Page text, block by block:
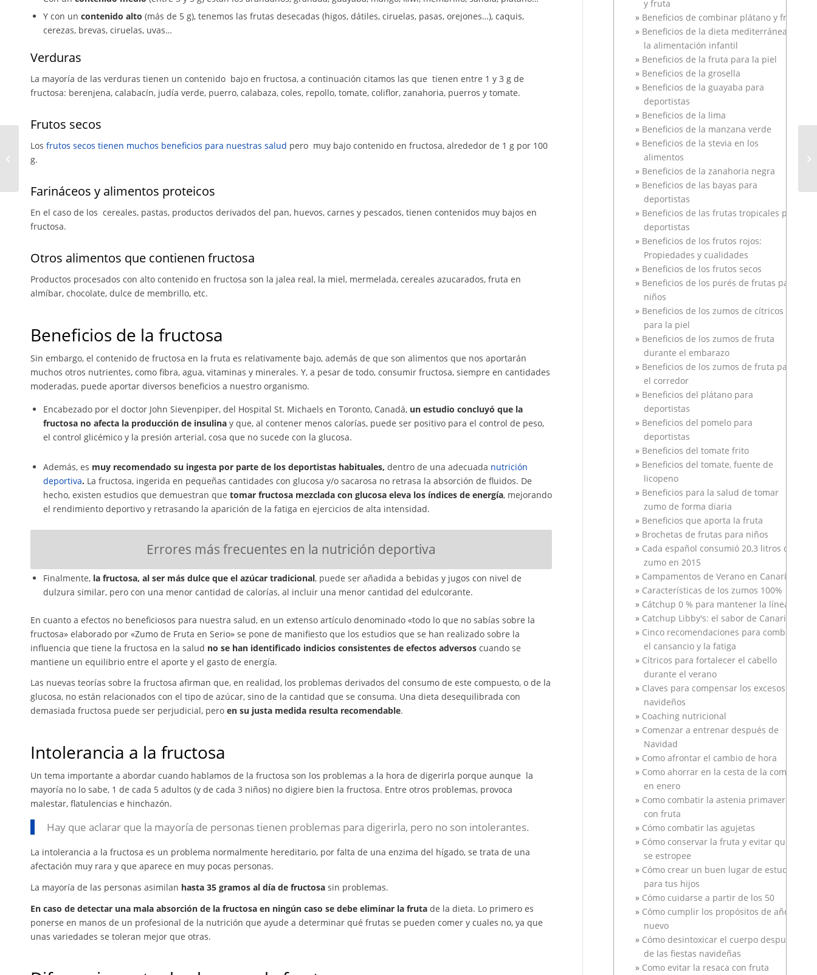
Y con un contenido alto (más de 5 g), tenemos las frutas desecadas (higos, dátiles, ciruelas, pasas, orejones…), caquis,
cerezas, brevas, ciruelas, uvas…
Verduras
La mayoría de las verduras tienen un contenido bajo en fructosa, a continuación citamos las que tienen entre 1 y 3 g de
fructosa: berenjena, calabacín, judía verde, puerro, calabaza, coles, repollo, tomate, coliflor, zanahoria, puerros y tomate.
Frutos secos
Los frutos secos tienen muchos beneficios para nuestras salud pero muy bajo contenido en fructosa, alrededor de 1 g por 100
g.
Farináceos y alimentos proteicos
En el caso de los cereales, pastas, productos derivados del pan, huevos, carnes y pescados, tienen contenidos muy bajos en
fructosa.
Otros alimentos que contienen fructosa
Productos procesados con alto contenido en fructosa son la jalea real, la miel, mermelada, cereales azucarados, fruta en
almíbar, chocolate, dulce de membrillo, etc.
Beneficios de la fructosa
Sin embargo, el contenido de fructosa en la fruta es relativamente bajo, además de que son alimentos que nos aportarán
muchos otros nutrientes, como fibra, agua, vitaminas y minerales. Y, a pesar de todo, consumir fructosa, siempre en cantidades
moderadas, puede aportar diversos beneficios a nuestro organismo.
Encabezado por el doctor John Sievenpiper, del Hospital St. Michaels en Toronto, Canadá, un estudio concluyó que la
fructosa no afecta la producción de insulina y que, al contener menos calorías, puede ser positivo para el control de peso,
el control glicémico y la presión arterial, cosa que no sucede con la glucosa.
Además, es muy recomendado su ingesta por parte de los deportistas habituales, dentro de una adecuada nutrición
deportiva. La fructosa, ingerida en pequeñas cantidades con glucosa y/o sacarosa no retrasa la absorción de fluidos. De
hecho, existen estudios que demuestran que tomar fructosa mezclada con glucosa eleva los índices de energía, mejorando
el rendimiento deportivo y retrasando la aparición de la fatiga en ejercicios de alta intensidad.
Errores más frecuentes en la nutrición deportiva
Finalmente, la fructosa, al ser más dulce que el azúcar tradicional, puede ser añadida a bebidas y jugos con nivel de
dulzura similar, pero con una menor cantidad de calorías, al incluir una menor cantidad del edulcorante.
En cuanto a efectos no beneficiosos para nuestra salud, en un extenso artículo denominado «todo lo que no sabías sobre la
fructosa» elaborado por «Zumo de Fruta en Serio» se pone de manifiesto que los estudios que se han realizado sobre la
influencia que tiene la fructosa en la salud no se han identificado indicios consistentes de efectos adversos cuando se
mantiene un equilibrio entre el aporte y el gasto de energía.
Las nuevas teorías sobre la fructosa afirman que, en realidad, los problemas derivados del consumo de este compuesto, o de la
glucosa, no están relacionados con el tipo de azúcar, sino de la cantidad que se consuma. Una dieta desequilibrada con
demasiada fructosa puede ser perjudicial, pero en su justa medida resulta recomendable.
Intolerancia a la fructosa
Un tema importante a abordar cuando hablamos de la fructosa son los problemas a la hora de digerirla porque aunque la
mayoría no lo sabe, 1 de cada 5 adultos (y de cada 3 niños) no digiere bien la fructosa. Entre otros problemas, provoca
malestar, flatulencias e hinchazón.
Hay que aclarar que la mayoría de personas tienen problemas para digerirla, pero no son intolerantes.
La intolerancia a la fructosa es un problema normalmente hereditario, por falta de una enzima del hígado, se trata de una
afectación muy rara y que aparece en muy pocas personas.
La mayoría de las personas asimilan hasta 35 gramos al día de fructosa sin problemas.
En caso de detectar una mala absorción de la fructosa en ningún caso se debe eliminar la fruta de la dieta. Lo primero es
ponerse en manos de un profesional de la nutrición que ayude a determinar qué frutas se pueden comer y cuales no, ya que
unas variedades se toleran mejor que otras.
y fruta
Beneficios de combinar plátano y fresa
Beneficios de la dieta mediterránea en
la alimentación infantil
Beneficios de la fruta para la piel
Beneficios de la grosella
Beneficios de la guayaba para
deportistas
Beneficios de la lima
Beneficios de la manzana verde
Beneficios de la stevia en los
alimentos
Beneficios de la zanahoria negra
Beneficios de las bayas para
deportistas
Beneficios de las frutas tropicales para
deportistas
Beneficios de los frutos rojos:
Propiedades y cualidades
Beneficios de los frutos secos
Beneficios de los purés de frutas para
niños
Beneficios de los zumos de cítricos
para la piel
Beneficios de los zumos de fruta
durante el embarazo
Beneficios de los zumos de fruta para
el corredor
Beneficios del plátano para
deportistas
Beneficios del pomelo para
deportistas
Beneficios del tomate frito
Beneficios del tomate, fuente de
licopeno
Beneficios para la salud de tomar
zumo de forma diaria
Beneficios que aporta la fruta
Brochetas de frutas para niños
Cada español consumió 20,3 litros de
zumo en 2015
Campamentos de Verano en Canarias
Características de los zumos 100%
Cátchup 0 % para mantener la línea
Catchup Libby's: el sabor de Canarias
Cinco recomendaciones para combatir
el cansancio y la fatiga
Cítricos para fortalecer el cabello
durante el verano
Claves para compensar los excesos
navideños
Coaching nutricional
Comenzar a entrenar después de
Navidad
Como afrontar el cambio de hora
Como ahorrar en la cesta de la compra
en enero
Como combatir la astenia primaveral
con fruta
Cómo combatir las agujetas
Cómo conservar la fruta y evitar que
se estropee
Cómo crear un buen lugar de estudio
para tus hijos
Cómo cuidarse a partir de los 50
Cómo cumplir los propósitos de año
nuevo
Cómo desintoxicar el cuerpo después
de las fiestas navideñas
Como evitar la resaca con fruta
Limonada para el
verano